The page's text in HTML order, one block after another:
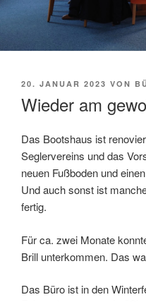
VERÖFFENTLICHT
20. JANUAR 2023 VON
Wieder am
Das Bootshaus ist
Seglervereins und das
neuen Fußboden und
Und auch sonst ist
fertig.
Für ca. zwei Monate
Brill unterkommen. Das
Das Büro ist in den